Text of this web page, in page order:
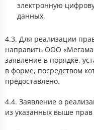
электронную
данных.
4.3. Для реализации
направить ООО
заявление в порядке,
в форме, посредством
предоставлено.
4.4. Заявление о
из указанных выше